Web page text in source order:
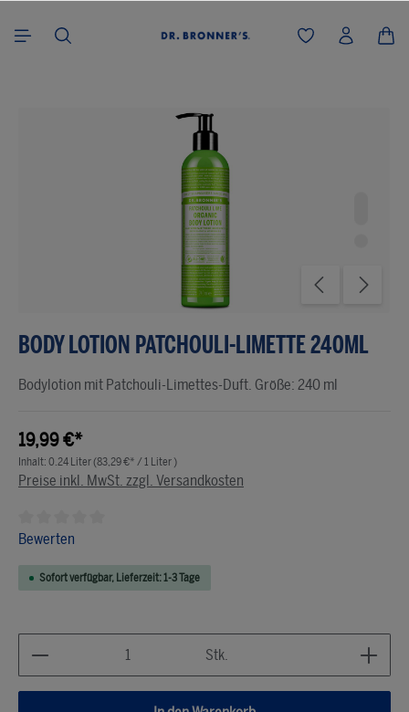
Bildergalerie überspringen
BODY LOTION PATCHOULI-LIMETTE 240ML
Bodylotion mit Patchouli-Limettes-Duft. Größe: 240 ml
19,99 €*
Inhalt: 0.24 Liter(83,29 €* / 1 Liter )
Preise inkl. MwSt. zzgl. Versandkosten
Durchschnittliche Bewertung von 0 von 5 Sternen
Bewerten
Sofort verfügbar, Lieferzeit: 1-3 Tage
Produkt Anzahl: Gib den gewünschten Wert ein
Stk.